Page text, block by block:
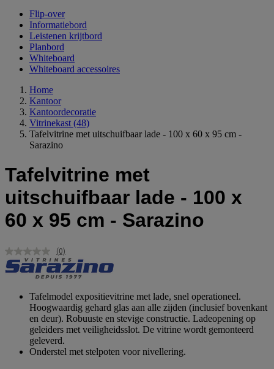
Flip-over
Informatiebord
Leistenen krijtbord
Planbord
Whiteboard
Whiteboard accessoires
Home
Kantoor
Kantoordecoratie
Vitrinekast (48)
Tafelvitrine met uitschuifbaar lade - 100 x 60 x 95 cm -
Sarazino
Tafelvitrine met
uitschuifbaar lade - 100 x
60 x 95 cm - Sarazino
Geen
scorewaarde.
Dezelfde
(0)
Tafelmodel expositievitrine met lade, snel operationeel.
Hoogwaardig gehard glas aan alle zijden (inclusief bovenkant
en deur). Robuuste en stevige constructie. Ladeopening op
geleiders met veiligheidsslot. De vitrine wordt gemonteerd
geleverd.
Onderstel met stelpoten voor nivellering.